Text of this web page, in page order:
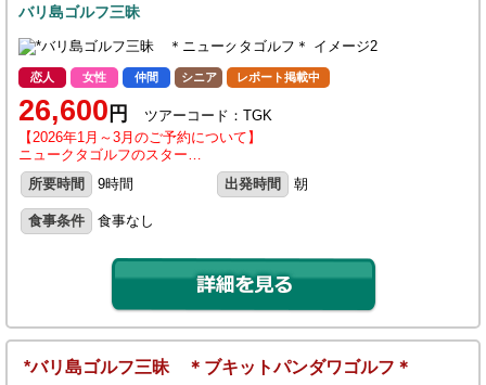
バリ島ゴルフ三昧
恋人 女性 仲間 シニア レポート掲載中
26,600 円
ツアーコード：TGK
【2026年1月～3月のご予約について】
ニュークタゴルフのスター…
所要時間
9時間 出発時間 朝
食事条件 食事なし
*バリ島ゴルフ三昧 ＊ブキットパンダワゴルフ＊